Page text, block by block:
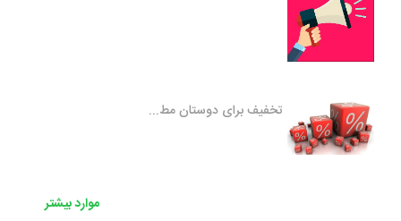
تخفیف برای دوستان مط...
موارد بیشتر